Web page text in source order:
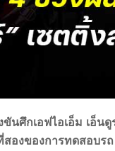
นศึกเอฟไอเอ็ม เอ็น
องของการทดสอบร